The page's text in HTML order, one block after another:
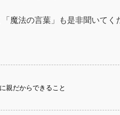
魔法の言葉」も是非聞いてく
親だからできること